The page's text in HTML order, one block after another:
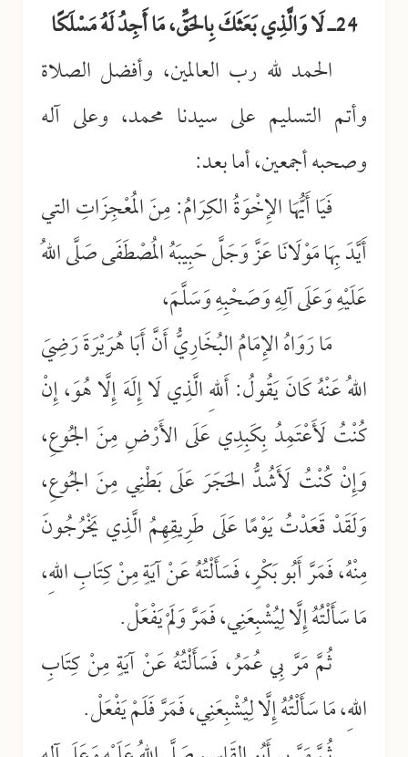
24ـ لَا وَالَّذِي بَعَثَكَ بِالحَقِّ، مَا أَجِدُ لَهُ مَسْلَكًا
الحمد لله رب العالمين، وأفضل الصلاة
وأتم التسليم على سيدنا محمد، وعلى آله
وصحبه أجمعين، أما بعد:
فَيَا أَيُّهَا الإِخْوَةُ الكِرَامُ: مِنَ المُعْجِزَاتِ التي
أَيَّدَ بِهَا مَوْلَانَا عَزَّ وَجَلَّ حَبِيبَهُ المُصْطَفَى صَلَّى اللهُ
عَلَيْهِ وَعَلَى آلِهِ وَصَحْبِهِ وَسَلَّمَ،
مَا رَوَاهُ الإِمَامُ البُخَارِيُّ أَنَّ أَبَا هُرَيْرَةَ رَضِيَ
اللهُ عَنْهُ كَانَ يَقُولُ: أَللهِ الَّذِي لَا إِلَهَ إِلَّا هُوَ، إِنْ
كُنْتُ لَأَعْتَمِدُ بِكَبِدِي عَلَى الأَرْضِ مِنَ الجُوعِ،
وَإِنْ كُنْتُ لَأَشُدُّ الحَجَرَ عَلَى بَطْنِي مِنَ الجُوعِ،
وَلَقَدْ قَعَدْتُ يَوْمًا عَلَى طَرِيقِهِمُ الَّذِي يَخْرُجُونَ
مِنْهُ، فَمَرَّ أَبُو بَكْرٍ، فَسَأَلْتُهُ عَنْ آيَةٍ مِنْ كِتَابِ اللهِ،
مَا سَأَلْتُهُ إِلَّا لِيُشْبِعَنِي، فَمَرَّ وَلَمْ يَفْعَلْ.
ثُمَّ مَرَّ بِي عُمَرُ، فَسَأَلْتُهُ عَنْ آيَةٍ مِنْ كِتَابِ
اللهِ، مَا سَأَلْتُهُ إِلَّا لِيُشْبِعَنِي، فَمَرَّ فَلَمْ يَفْعَلْ.